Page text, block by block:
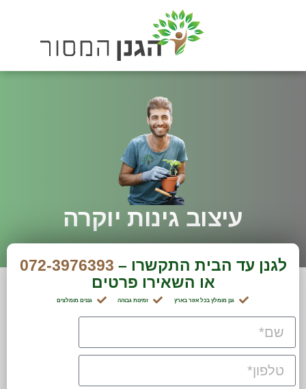
עיצוב גינות יוקרה
072-397-6393
לגנן עד הבית התקשרו – 072-3976393
או השאירו פרטים
גנן מומלץ בכל אזור בארץ זמינות גבוהה גננים מומלצים